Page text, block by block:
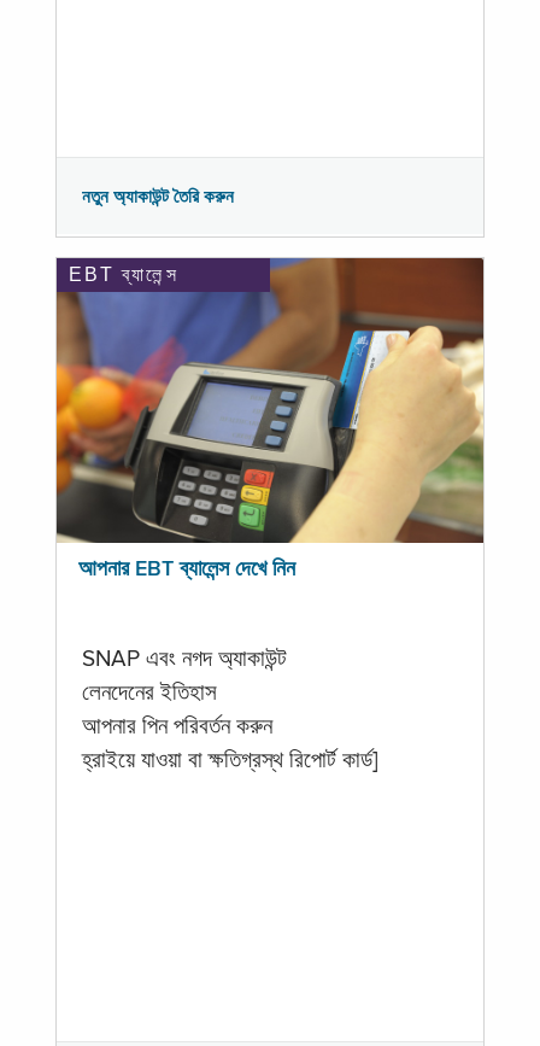
নতুন অ্যাকাউন্ট তৈরি করুন
EBT ব্যালেন্স
আপনার EBT ব্যালেন্স দেখে নিন
SNAP এবং নগদ অ্যাকাউন্ট
লেনদেনের ইতিহাস
আপনার পিন পরিবর্তন করুন
হ্রাইয়ে যাওয়া বা ক্ষতিগ্রস্থ রিপোর্ট কার্ড]